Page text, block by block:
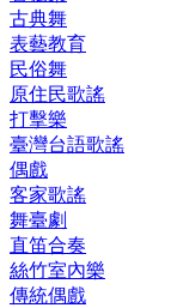
古典舞
表藝教育
民俗舞
原住民歌謠
打擊樂
臺灣台語歌謠
偶戲
客家歌謠
舞臺劇
直笛合奏
絲竹室內樂
傳統偶戲